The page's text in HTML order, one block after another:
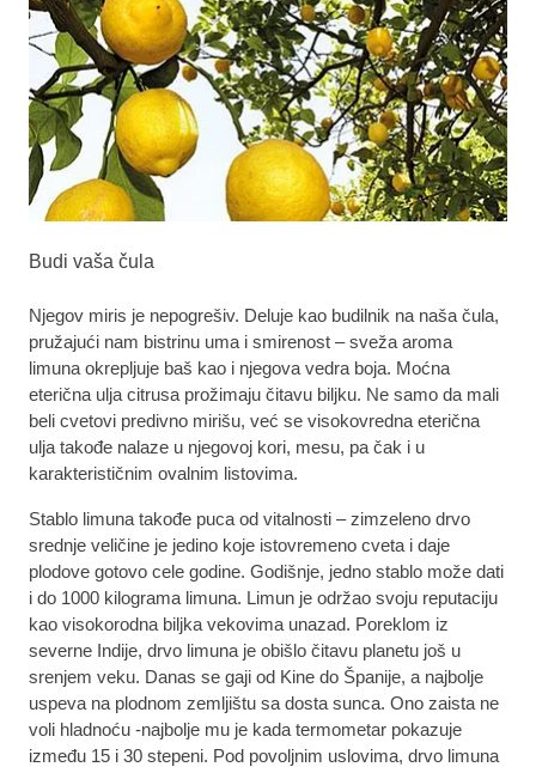
Budi vaša čula
Njegov miris je nepogrešiv. Deluje kao budilnik na naša čula,
pružajući nam bistrinu uma i smirenost – sveža aroma
limuna okrepljuje baš kao i njegova vedra boja. Moćna
eterična ulja citrusa prožimaju čitavu biljku. Ne samo da mali
beli cvetovi predivno mirišu, već se visokovredna eterična
ulja takođe nalaze u njegovoj kori, mesu, pa čak i u
karakterističnim ovalnim listovima.
Stablo limuna takođe puca od vitalnosti – zimzeleno drvo
srednje veličine je jedino koje istovremeno cveta i daje
plodove gotovo cele godine. Godišnje, jedno stablo može dati
i do 1000 kilograma limuna. Limun je održao svoju reputaciju
kao visokorodna biljka vekovima unazad. Poreklom iz
severne Indije, drvo limuna je obišlo čitavu planetu još u
srenjem veku. Danas se gaji od Kine do Španije, a najbolje
uspeva na plodnom zemljištu sa dosta sunca. Ono zaista ne
voli hladnoću -najbolje mu je kada termometar pokazuje
između 15 i 30 stepeni. Pod povoljnim uslovima, drvo limuna